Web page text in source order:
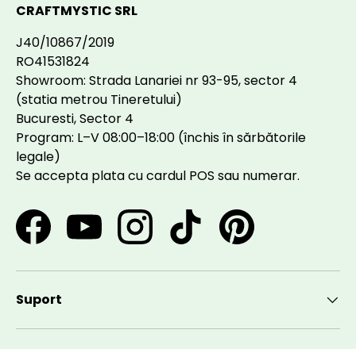
CRAFTMYSTIC SRL
J40/10867/2019
RO41531824
Showroom: Strada Lanariei nr 93-95, sector 4
(statia metrou Tineretului)
Bucuresti, Sector 4
Program: L–V 08:00–18:00 (închis în sărbătorile
legale)
Se accepta plata cu cardul POS sau numerar.
FacebookYouTubeInstagramTikTok Pinterest
Suport